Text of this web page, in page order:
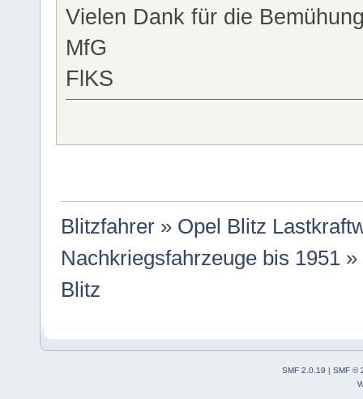
Vielen Dank für die
MfG
FlKS
Blitzfahrer » Opel Blitz
Nachkriegsfahrzeuge bis 1951 »
Blitz
SMF 2.0.19 | SMF ©